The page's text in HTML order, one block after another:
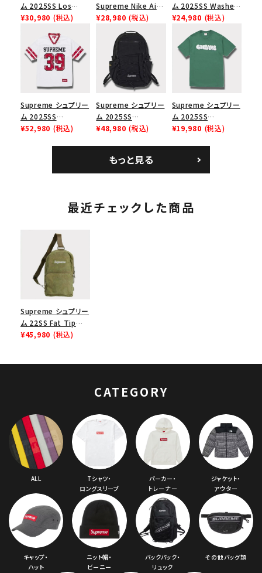
ム 2025SS Los
Angeles Fire Relief
イヤーリリーフボック
スロゴTシャツ ホワ
イト 白
¥30,980 (税込)
Supreme Nike Air
Force 1 Low シュプ
リーム ナイキエアフォ
ース１スニーカー シ
ューズ ホワイト
¥28,980 (税込)
ム 2025SS Washed
Chino Twill Camp
Cap ウォッシュチノツ
イルキャンプキャップ
ブラック 黒
¥24,980 (税込)
Supreme シュプリー
ム 2025SS
Bandana Football
¥52,980 (税込)
Supreme シュプリー
ム 2025SS
Backpack バックパッ
¥48,980 (税込)
Supreme シュプリー
ム 2025SS
Homerun Tee ホー
¥19,980 (税込)
もっと見る
最近チェックした商品
Supreme シュプリー
ム 22SS Fat Tip
Jacquard Denim
¥45,980 (税込)
CATEGORY
ALL
Tシャツ・
ロングスリーブ
パーカー・
トレーナー
ジャケット・
アウター
キャップ・
ハット
ニット帽・
ビーニー
バックパック・
リュック
その他バッグ類